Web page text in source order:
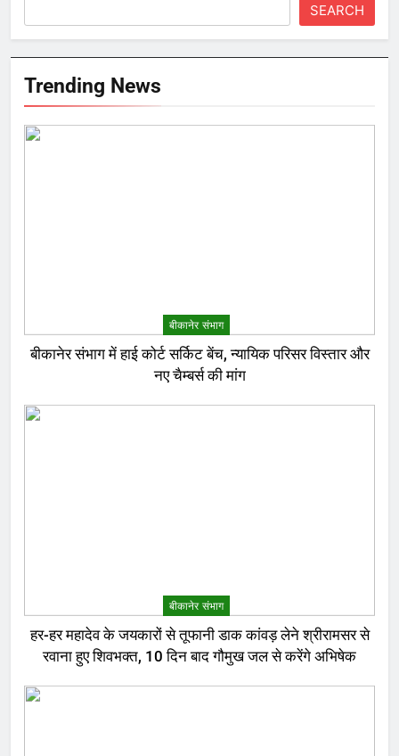
SEARCH
Trending News
बीकानेर संभाग
बीकानेर संभाग में हाई कोर्ट सर्किट बेंच, न्यायिक परिसर विस्तार और
नए चैम्बर्स की मांग
बीकानेर संभाग
हर-हर महादेव के जयकारों से तूफानी डाक कांवड़ लेने श्रीरामसर से
रवाना हुए शिवभक्त, 10 दिन बाद गौमुख जल से करेंगे अभिषेक